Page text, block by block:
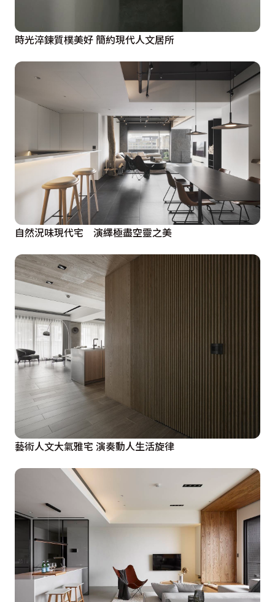
時光淬鍊質樸美好 簡約現代人文居所
自然況味現代宅 演繹極盡空靈之美
藝術人文大氣雅宅 演奏動人生活旋律